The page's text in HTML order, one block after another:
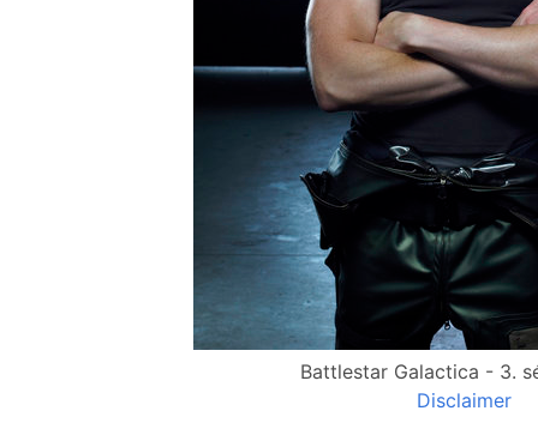
Battlestar Galactica - 3.
Disclaimer